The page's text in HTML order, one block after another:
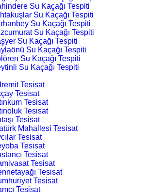
Su Kaçağı Tespiti
Su Kaçağı Tespiti
Su Kaçağı Tespiti
Su Kaçağı Tespiti
Su Kaçağı Tespiti
Su Kaçağı Tespiti
Su Kaçağı Tespiti
Su Kaçağı Tespiti
Tesisat
Tesisat
Tesisat
Tesisat
Tesisat
Mahallesi Tesisat
Tesisat
Tesisat
Tesisat
Tesisat
Tesisat
Tesisat
Tesisat